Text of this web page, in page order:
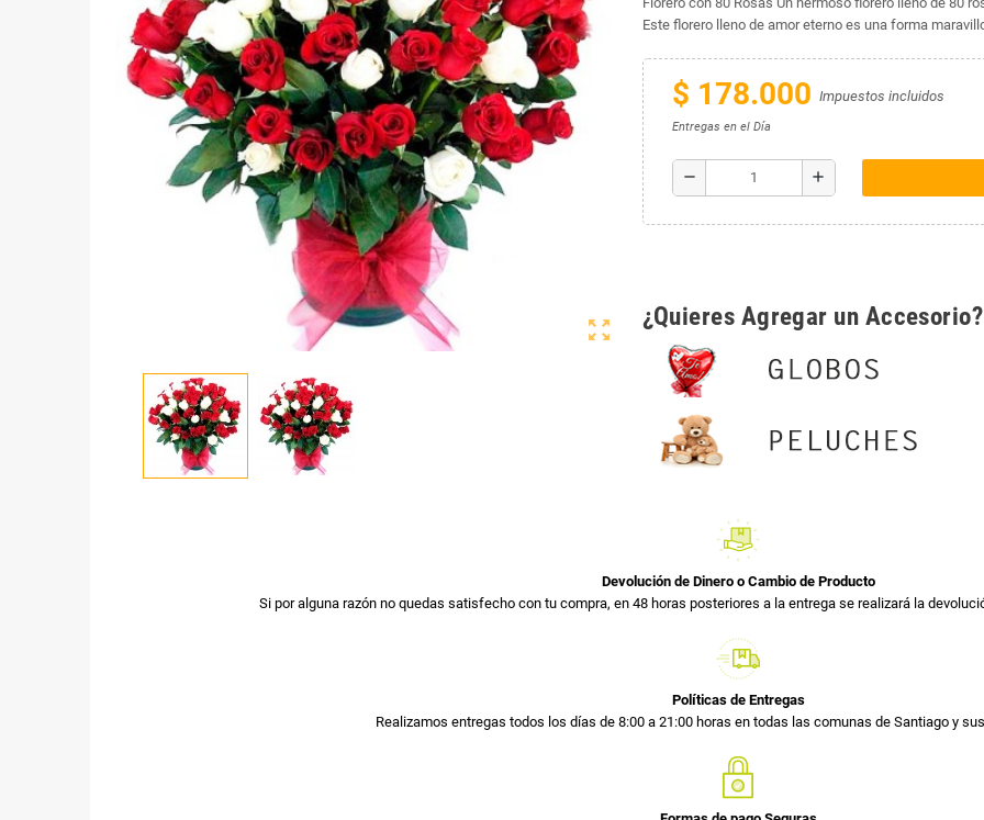
zoom_out_map
Este florero lleno de amor eterno es una forma
$ 178.000 Impuestos incluidos
Entregas en el Día
remove add
¿Quieres Agregar un Accesorio?
Devolución de Dinero o Cambio de Producto
Si por alguna razón no quedas satisfecho con tu compra, en 48 horas posteriores a la entrega se realizará la
Políticas de Entregas
Realizamos entregas todos los días de 8:00 a 21:00 horas en todas las comunas de Santiago y